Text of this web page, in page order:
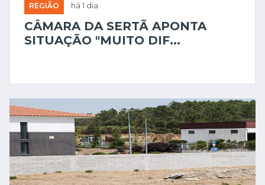
REGIÃO há 1 dia
CÂMARA DA SERTÃ APONTA
SITUAÇÃO "MUITO DIF...